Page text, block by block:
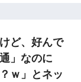
ど、好んで
」なのに
ｗ」とネッ